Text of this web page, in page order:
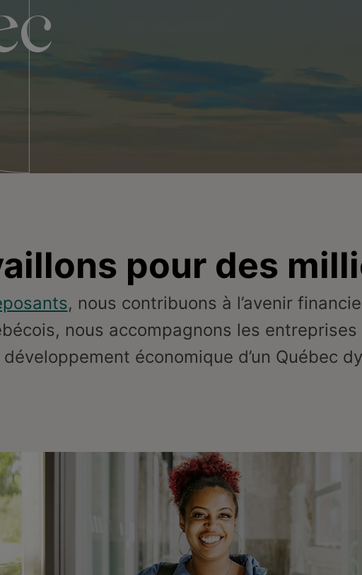
pour des
, nous contribuons à l’avenir
nous accompagnons les
économique d’un Québec